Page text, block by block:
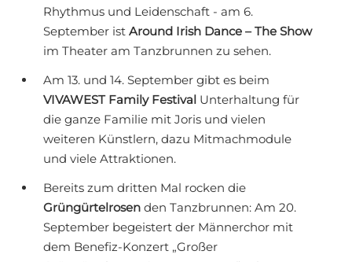
Rhythmus und Leidenschaft - am 6.
September ist Around Irish Dance – The Show
im Theater am Tanzbrunnen zu sehen.
Am 13. und 14. September gibt es beim
VIVAWEST Family Festival Unterhaltung für
die ganze Familie mit Joris und vielen
weiteren Künstlern, dazu Mitmachmodule
und viele Attraktionen.
Bereits zum dritten Mal rocken die
Grüngürtelrosen den Tanzbrunnen: Am 20.
September begeistert der Männerchor mit
dem Benefiz-Konzert „Großer